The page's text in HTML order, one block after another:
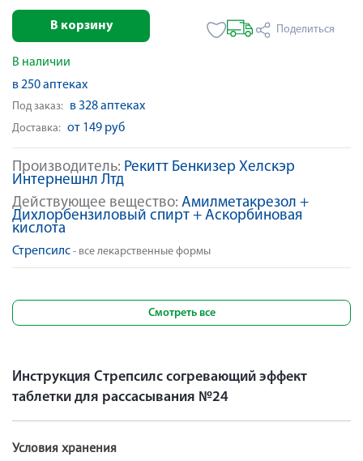
Производитель: Рекитт Бенкизер Хелскэр
Интернешнл Лтд
Действующее вещество: Амилметакрезол +
Дихлорбензиловый спирт + Аскорбиновая
кислота
Стрепсилс - все лекарственные формы
В корзину Поделиться
В наличии
в 250 аптеках
Под заказ: в 328 аптеках
Доставка: от 149 руб
Смотреть все
Инструкция Стрепсилс согревающий эффект
таблетки для рассасывания №24
Условия хранения